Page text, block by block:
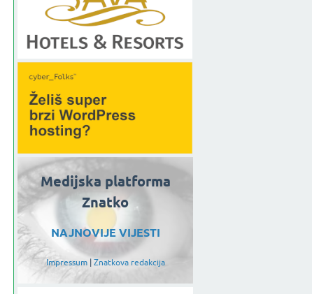
Medijska platforma
Znatko
NAJNOVIJE VIJESTI
Impressum| Znatkova redakcija